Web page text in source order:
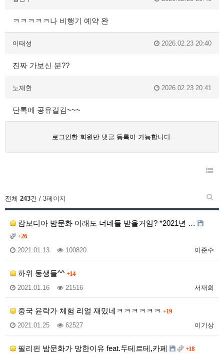
ㅋㅋㅋㅋㅋ나 비행기 예약 완
이태성 2026.02.23 20:40
진짜 가보신 분??
노재환 2026.02.23 20:41
단톡에 공유갈김~~~
로그인한 회원만 댓글 등록이 가능합니다.
전체 243건 / 3페이지
캄보디아 밤문화 이래도 너네들 받을거임? *2021년 …
+26
이준수
2021.01.13 100820
하위 동생들^^ +14
서재희
2021.01.16 21516
중국 윤락가 체험 리얼 재밌네ㅋㅋㅋㅋㅋㅋ +19
이기상
2021.01.25 62527
필리핀 밤문화가 망한이유 feat.두테르테,카페 +18